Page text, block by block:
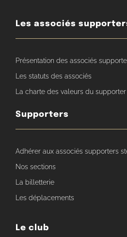
Les associés
Présentation des associés
Les statuts des associés
La charte des valeurs du supporter
Supporters
Adhérer aux associés supporters
Nos sections
La billetterie
Les déplacements
Le club